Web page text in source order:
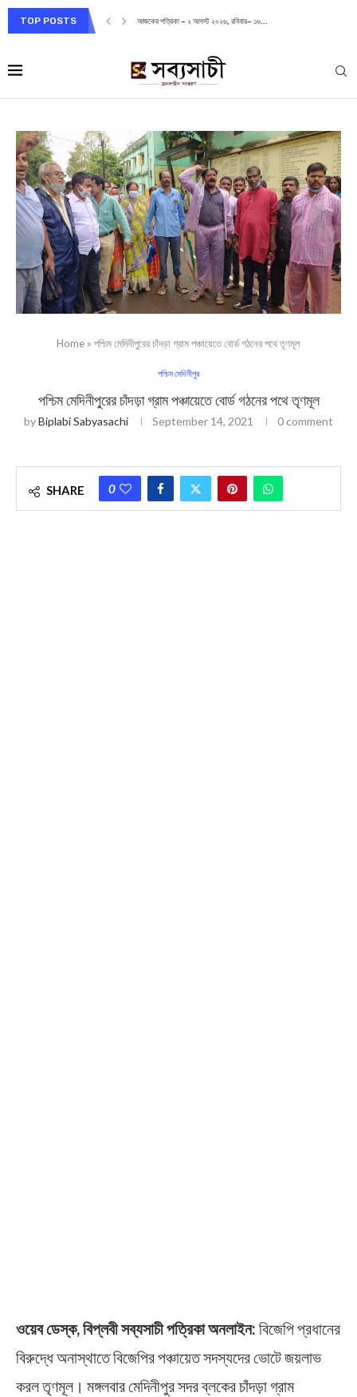
TOP POSTS আজকের পত্রিকা – ২ আগস্ট ২০২৬, রবিবার– ১৬...
Home » পশ্চিম মেদিনীপু্রের চাঁদড়া গ্রাম পঞ্চায়েতে বোর্ড গঠনের পথে তৃণমূল
পশ্চিম মেদিনীপুর
পশ্চিম মেদিনীপু্রের চাঁদড়া গ্রাম পঞ্চায়েতে বোর্ড গঠনের পথে তৃণমূল
byBiplabi Sabyasachi September 14, 2021 0 comment
SHARE 0
ওয়েব ডেস্ক, বিপ্লবী সব্যসাচী পত্রিকা অনলাইন: বিজেপি প্রধানের
বিরুদ্ধে অনাস্থাতে বিজেপির পঞ্চায়েত সদস্যদের ভোটে জয়লাভ
করল তৃণমূল। মঙ্গলবার মেদিনীপুর সদর ব্লকের চাঁদড়া গ্রাম